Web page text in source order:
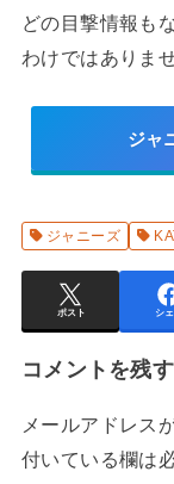
どの目撃情報も
わけではありませ
ジャ
ジャニーズ
ポスト シ
コメントを残す
メールアドレス
付いている欄は